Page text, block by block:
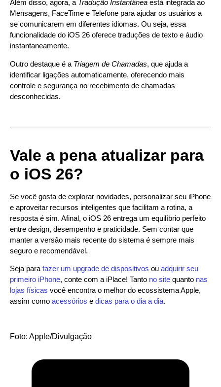
Além disso, agora, a Tradução Instantânea está integrada ao
Mensagens, FaceTime e Telefone para ajudar os usuários a
se comunicarem em diferentes idiomas. Ou seja, essa
funcionalidade do iOS 26 oferece traduções de texto e áudio
instantaneamente.
Outro destaque é a Triagem de Chamadas, que ajuda a
identificar ligações automaticamente, oferecendo mais
controle e segurança no recebimento de chamadas
desconhecidas.
Vale a pena atualizar para
o iOS 26?
Se você gosta de explorar novidades, personalizar seu iPhone
e aproveitar recursos inteligentes que facilitam a rotina, a
resposta é sim. Afinal, o iOS 26 entrega um equilíbrio perfeito
entre design, desempenho e praticidade. Sem contar que
manter a versão mais recente do sistema é sempre mais
seguro e recomendável.
Seja para fazer um upgrade de dispositivos ou adquirir seu
primeiro iPhone, conte com a iPlace! Tanto no site quanto nas
lojas físicas você encontra o melhor do ecossistema Apple,
assim como acessórios e dicas para o dia a dia.
Foto: Apple/Divulgação